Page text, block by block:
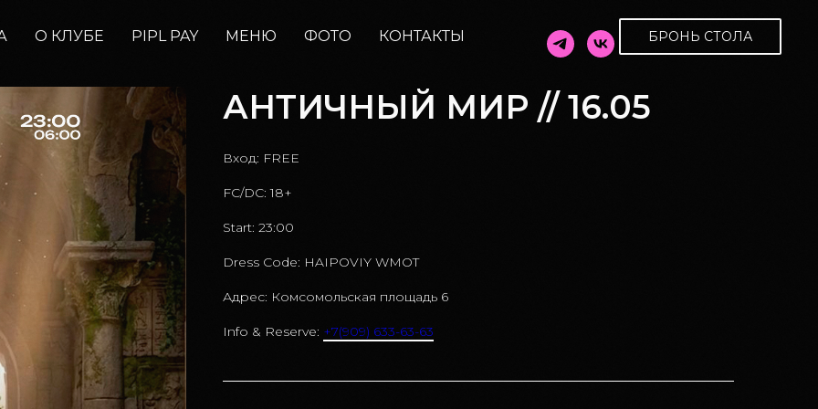
О КЛУБЕ PIPL PAY МЕНЮ ФОТО КОНТАКТЫ БРОНЬ СТОЛА
АНТИЧНЫЙ МИР // 16.05
Вход: FREE
FC/DC: 18+
Start: 23:00
Dress Code: HAIPOVIY WMOT
Адрес: Комсомольская площадь 6
Info & Reserve: +7(909) 633-63-63